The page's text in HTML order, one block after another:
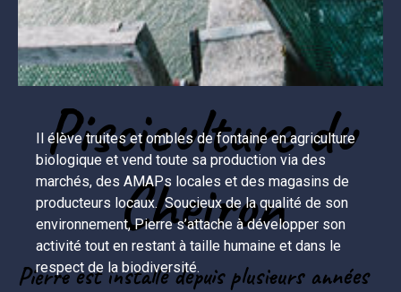
Pisciculture du
Cheiron
Pierre est installé depuis plusieurs années
Il élève truites et ombles de fontaine en agriculture
biologique et vend toute sa production via des
marchés, des AMAPs locales et des magasins de
producteurs locaux.  Soucieux de la qualité de son
environnement, Pierre s’attache à développer son
activité tout en restant à taille humaine et dans le
respect de la biodiversité.